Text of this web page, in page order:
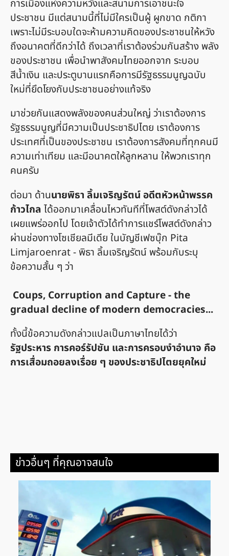
การเมืองแห่งความหวังและสนามการเอาชนะใจ
ประชาชน มีแต่สนามนี้ที่ไม่มีใครเป็นผู้ ผูกขาด กติกา
เพราะไม่มีระบอบใดจะห้ามความคิดของประชาชนให้หวัง
ถึงอนาคตที่ดีกว่าได้ ถึงเวลาที่เราต้องร่วมกันสร้าง พลัง
ของประชาชน เพื่อนำพาสังคมไทยออกจาก ระบอบ
สีน้ำเงิน และประตูบานแรกคือการมีรัฐธรรมนูญฉบับ
ใหม่ที่ยึดโยงกับประชาชนอย่างแท้จริง
มาช่วยกันแสดงพลังของคนส่วนใหญ่ ว่าเราต้องการ
รัฐธรรมนูญที่มีความเป็นประชาธิปไตย เราต้องการ
ประเทศที่เป็นของประชาชน เราต้องการสังคมที่ทุกคนมี
ความเท่าเทียม และมีอนาคตให้ลูกหลาน ให้พวกเราทุก
คนครับ
ต่อมา ด้านนายพิธา ลิ้มเจริญรัตน์ อดีตหัวหน้าพรรค
ก้าวไกล ได้ออกมาเคลื่อนไหวทันทีที่โพสต์ดังกล่าวได้
เผยแพร่ออกไป โดยเจ้าตัวได้ทำการแชร์โพสต์ดังกล่าว
ผ่านช่องทางโซเชียลมีเดีย ในบัญชีเฟซบุ๊ก Pita
Limjaroenrat - พิธา ลิ้มเจริญรัตน์ พร้อมกับระบุ
ข้อความสั้น ๆ ว่า
Coups, Corruption and Capture - the
gradual decline of modern democracies...
ทั้งนี้ข้อความดังกล่าวแปลเป็นภาษาไทยได้ว่า
รัฐประหาร การคอร์รัปชัน และการครอบงำอำนาจ คือ
การเสื่อมถอยลงเรื่อย ๆ ของประชาธิปไตยยุคใหม่
ข่าวอื่นๆ ที่คุณอาจสนใจ